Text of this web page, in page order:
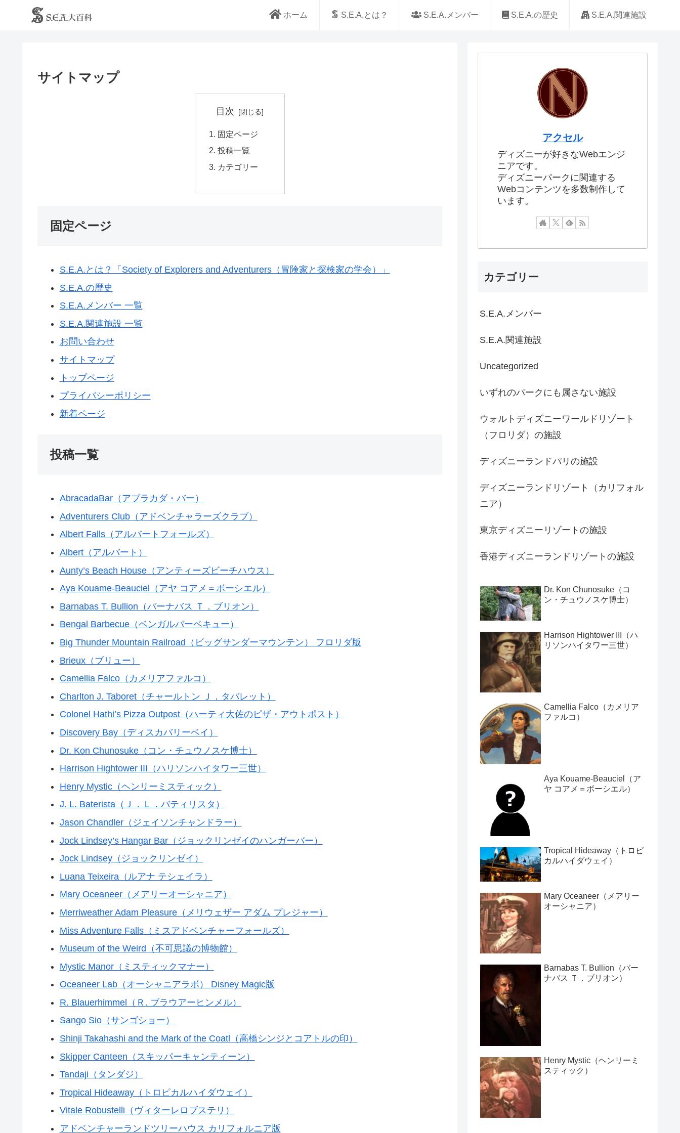
ホーム S.E.A.とは？ S.E.A.メンバー S.E.A.の歴史 S.E.A.関連施設
サイトマップ
目次
固定ページ
投稿一覧
カテゴリー
固定ページ
S.E.A.とは？「Society of Explorers and Adventurers（冒険家と探検家の学会）」
S.E.A.の歴史
S.E.A.メンバー 一覧
S.E.A.関連施設 一覧
お問い合わせ
サイトマップ
トップページ
プライバシーポリシー
新着ページ
投稿一覧
AbracadaBar（アブラカダ・バー）
Adventurers Club（アドベンチャラーズクラブ）
Albert Falls（アルバートフォールズ）
Albert（アルバート）
Aunty’s Beach House（アンティーズビーチハウス）
Aya Kouame-Beauciel（アヤ コアメ＝ボーシエル）
Barnabas T. Bullion（バーナバス Ｔ．ブリオン）
Bengal Barbecue（ベンガルバーベキュー）
Big Thunder Mountain Railroad（ビッグサンダーマウンテン） フロリダ版
Brieux（ブリュー）
Camellia Falco（カメリアファルコ）
Charlton J. Taboret（チャールトン Ｊ．タバレット）
Colonel Hathi’s Pizza Outpost（ハーティ大佐のピザ・アウトポスト）
Discovery Bay（ディスカバリーベイ）
Dr. Kon Chunosuke（コン・チュウノスケ博士）
Harrison Hightower III（ハリソンハイタワー三世）
Henry Mystic（ヘンリーミスティック）
J. L. Baterista（Ｊ．Ｌ．バティリスタ）
Jason Chandler（ジェイソンチャンドラー）
Jock Lindsey’s Hangar Bar（ジョックリンゼイのハンガーバー）
Jock Lindsey（ジョックリンゼイ）
Luana Teixeira（ルアナ テシェイラ）
Mary Oceaneer（メアリーオーシャニア）
Merriweather Adam Pleasure（メリウェザー アダム プレジャー）
Miss Adventure Falls（ミスアドベンチャーフォールズ）
Museum of the Weird（不可思議の博物館）
Mystic Manor（ミスティックマナー）
Oceaneer Lab（オーシャニアラボ） Disney Magic版
R. Blauerhimmel（Ｒ. ブラウアーヒンメル）
Sango Sio（サンゴショー）
Shinji Takahashi and the Mark of the Coatl（高橋シンジとコアトルの印）
Skipper Canteen（スキッパーキャンティーン）
Tandaji（タンダジ）
Tropical Hideaway（トロピカルハイダウェイ）
Vitale Robustelli（ヴィターレロブステリ）
アドベンチャーランドツリーハウス カリフォルニア版
アクセル
ディズニーが好きなWebエンジ
ニアです。
ディズニーパークに関連する
Webコンテンツを多数制作して
います。
カテゴリー
S.E.A.メンバー
S.E.A.関連施設
Uncategorized
いずれのパークにも属さない施設
ウォルトディズニーワールドリゾート
（フロリダ）の施設
ディズニーランドパリの施設
ディズニーランドリゾート（カリフォル
ニア）
東京ディズニーリゾートの施設
香港ディズニーランドリゾートの施設
Dr. Kon Chunosuke（コ
ン・チュウノスケ博士）
Harrison Hightower III（ハ
リソンハイタワー三世）
Camellia Falco（カメリア
ファルコ）
Aya Kouame-Beauciel（ア
ヤ コアメ＝ボーシエル）
Tropical Hideaway（トロピ
カルハイダウェイ）
Mary Oceaneer（メアリー
オーシャニア）
Barnabas T. Bullion（バー
ナバス Ｔ．ブリオン）
Henry Mystic（ヘンリーミ
スティック）